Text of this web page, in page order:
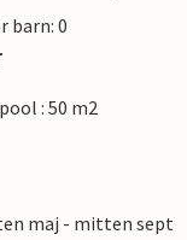
barn: 0
: 50 m2
maj - mitten sept